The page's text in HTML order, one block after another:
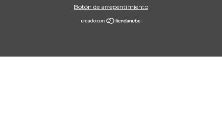
Botón de arrepentimiento